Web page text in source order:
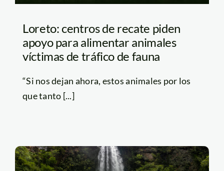
Loreto: centros de recate piden
apoyo para alimentar animales
víctimas de tráfico de fauna
“Si nos dejan ahora, estos animales por los
que tanto [...]